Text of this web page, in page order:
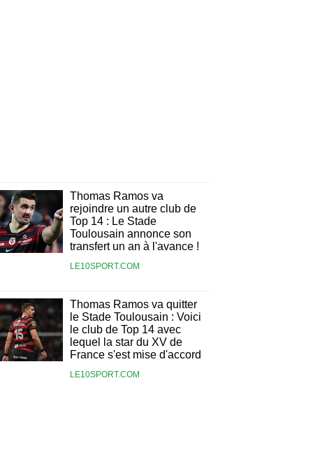
Thomas Ramos va
rejoindre un autre club de
Top 14 : Le Stade
Toulousain annonce son
transfert un an à l'avance !
LE10SPORT.COM
Thomas Ramos va quitter
le Stade Toulousain : Voici
le club de Top 14 avec
lequel la star du XV de
France s'est mise d'accord
LE10SPORT.COM